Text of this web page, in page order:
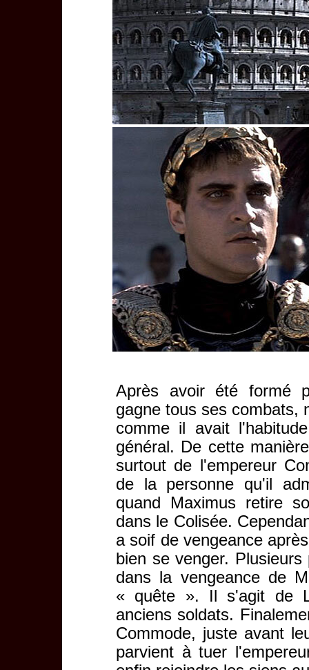
Après avoir été formé
gagne tous ses combats,
comme il avait
général. De cette
surtout de l'empereur
de la personne qu'il
quand Maximus retire
dans le Colisée.
a soif de vengeance
bien se venger.
dans la vengeance de
« quête ». Il s'agit de
anciens soldats.
Commode, juste avant
parvient à tuer